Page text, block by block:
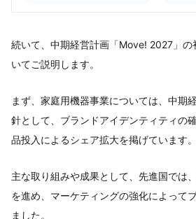
続いて、中期経営計画「Move! 2027」の
いてご説明します。
まず、家庭用機器事業については、中期
針として、ブランドアイデンティティの
品投入によるシェア拡大を掲げています。
主な取り組みや成果として、先進国では
を進め、マーケティングの強化によって
ました。